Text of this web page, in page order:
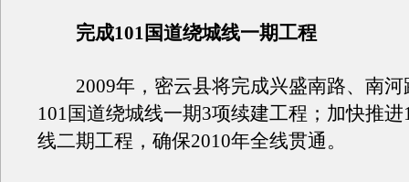
完成101国道绕城线一期工程
2009年，密云县将完成兴盛南路、南河
101国道绕城线一期3项续建工程；加快推
线二期工程，确保2010年全线贯通。